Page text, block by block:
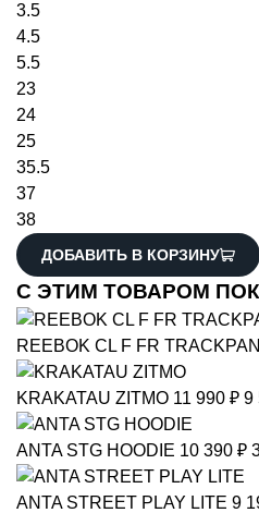
3.5
4.5
5.5
23
24
25
35.5
37
38
ДОБАВИТЬ В КОРЗИНУ
С ЭТИМ ТОВАРОМ
REEBOK CL F FR
KRAKATAU ZITMO 11 990 ₽ 9
ANTA STG HOODIE 10 390 ₽
ANTA STREET PLAY LITE 9